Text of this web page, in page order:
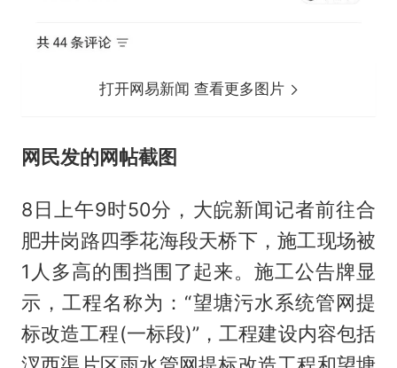
打开网易新闻 查看更多图片
网民发的网帖截图
8日上午9时50分，大皖新闻记者前往合
肥井岗路四季花海段天桥下，施工现场被
1人多高的围挡围了起来。施工公告牌显
示，工程名称为：“望塘污水系统管网提
标改造工程(一标段)”，工程建设内容包括